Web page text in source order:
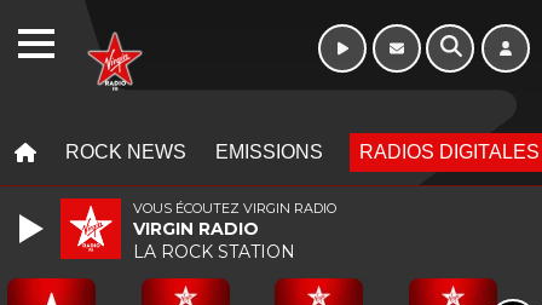
ROCK NEWS EMISSIONS RADIOS DIGITALES
VOUS ÉCOUTEZ VIRGIN RADIO
VIRGIN RADIO
LA ROCK STATION
WEBRADIO 16h - 20h